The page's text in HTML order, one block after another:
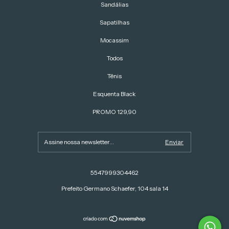
Sandálias
Sapatilhas
Mocassim
Todos
Tênis
Esquenta Black
PROMO 129,90
5547999304462
Prefeito Germano Schaefer, 104 sala 14